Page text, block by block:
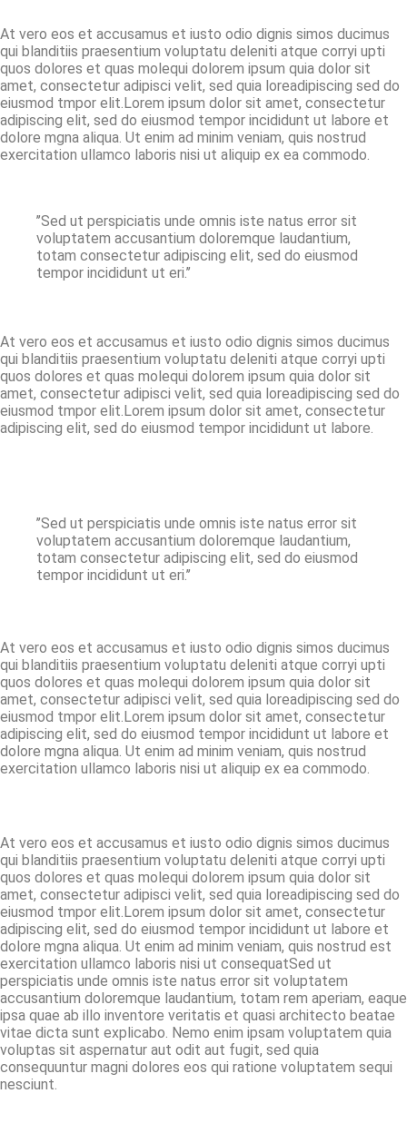
At vero eos et accusamus et iusto odio dignis simos ducimus
qui blanditiis praesentium voluptatu deleniti atque corryi upti
quos dolores et quas molequi dolorem ipsum quia dolor sit
amet, consectetur adipisci velit, sed quia loreadipiscing sed do
eiusmod tmpor elit.Lorem ipsum dolor sit amet, consectetur
adipiscing elit, sed do eiusmod tempor incididunt ut labore et
dolore mgna aliqua. Ut enim ad minim veniam, quis nostrud
exercitation ullamco laboris nisi ut aliquip ex ea commodo.
’’Sed ut perspiciatis unde omnis iste natus error sit
voluptatem accusantium doloremque laudantium,
totam consectetur adipiscing elit, sed do eiusmod
tempor incididunt ut eri.’’
At vero eos et accusamus et iusto odio dignis simos ducimus
qui blanditiis praesentium voluptatu deleniti atque corryi upti
quos dolores et quas molequi dolorem ipsum quia dolor sit
amet, consectetur adipisci velit, sed quia loreadipiscing sed do
eiusmod tmpor elit.Lorem ipsum dolor sit amet, consectetur
adipiscing elit, sed do eiusmod tempor incididunt ut labore.
’’Sed ut perspiciatis unde omnis iste natus error sit
voluptatem accusantium doloremque laudantium,
totam consectetur adipiscing elit, sed do eiusmod
tempor incididunt ut eri.’’
At vero eos et accusamus et iusto odio dignis simos ducimus
qui blanditiis praesentium voluptatu deleniti atque corryi upti
quos dolores et quas molequi dolorem ipsum quia dolor sit
amet, consectetur adipisci velit, sed quia loreadipiscing sed do
eiusmod tmpor elit.Lorem ipsum dolor sit amet, consectetur
adipiscing elit, sed do eiusmod tempor incididunt ut labore et
dolore mgna aliqua. Ut enim ad minim veniam, quis nostrud
exercitation ullamco laboris nisi ut aliquip ex ea commodo.
At vero eos et accusamus et iusto odio dignis simos ducimus
qui blanditiis praesentium voluptatu deleniti atque corryi upti
quos dolores et quas molequi dolorem ipsum quia dolor sit
amet, consectetur adipisci velit, sed quia loreadipiscing sed do
eiusmod tmpor elit.Lorem ipsum dolor sit amet, consectetur
adipiscing elit, sed do eiusmod tempor incididunt ut labore et
dolore mgna aliqua. Ut enim ad minim veniam, quis nostrud est
exercitation ullamco laboris nisi ut consequatSed ut
perspiciatis unde omnis iste natus error sit voluptatem
accusantium doloremque laudantium, totam rem aperiam, eaque
ipsa quae ab illo inventore veritatis et quasi architecto beatae
vitae dicta sunt explicabo. Nemo enim ipsam voluptatem quia
voluptas sit aspernatur aut odit aut fugit, sed quia
consequuntur magni dolores eos qui ratione voluptatem sequi
nesciunt.